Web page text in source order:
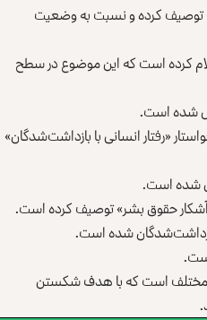
توصیف کرده و نسبت به وضعیت
کرده است که این موضوع در سطح
شده است.
«رفتار انسانی با بازداشت‌شدگان»
شده است.
حقوق بشر» توصیف کرده است.
بازداشت‌شدگان شده است.
مختلف است که با هدف شکستن